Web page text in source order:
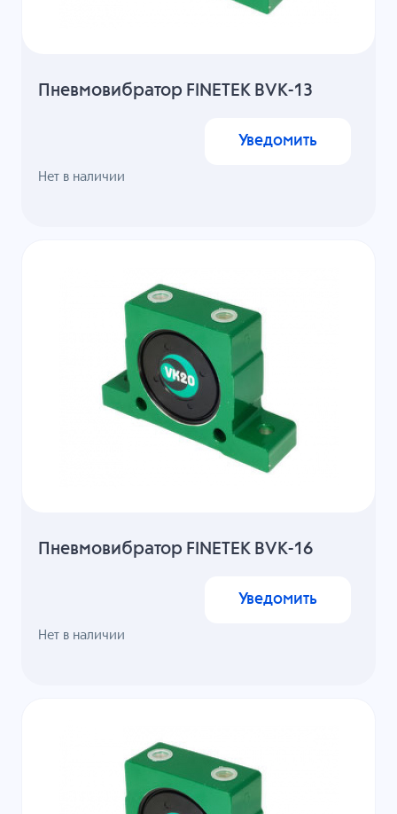
Пневмовибратор FINETEK BVK-13
Нет в наличии
Уведомить
Пневмовибратор FINETEK BVK-16
Нет в наличии
Уведомить